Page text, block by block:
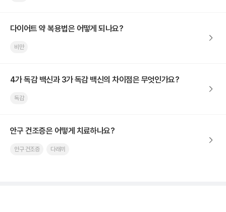
다이어트 약 복용법은 어떻게 되나요?
비만
4가 독감 백신과 3가 독감 백신의 차이점은 무엇인가요?
독감
안구 건조증은 어떻게 치료하나요?
안구 건조증 다래끼